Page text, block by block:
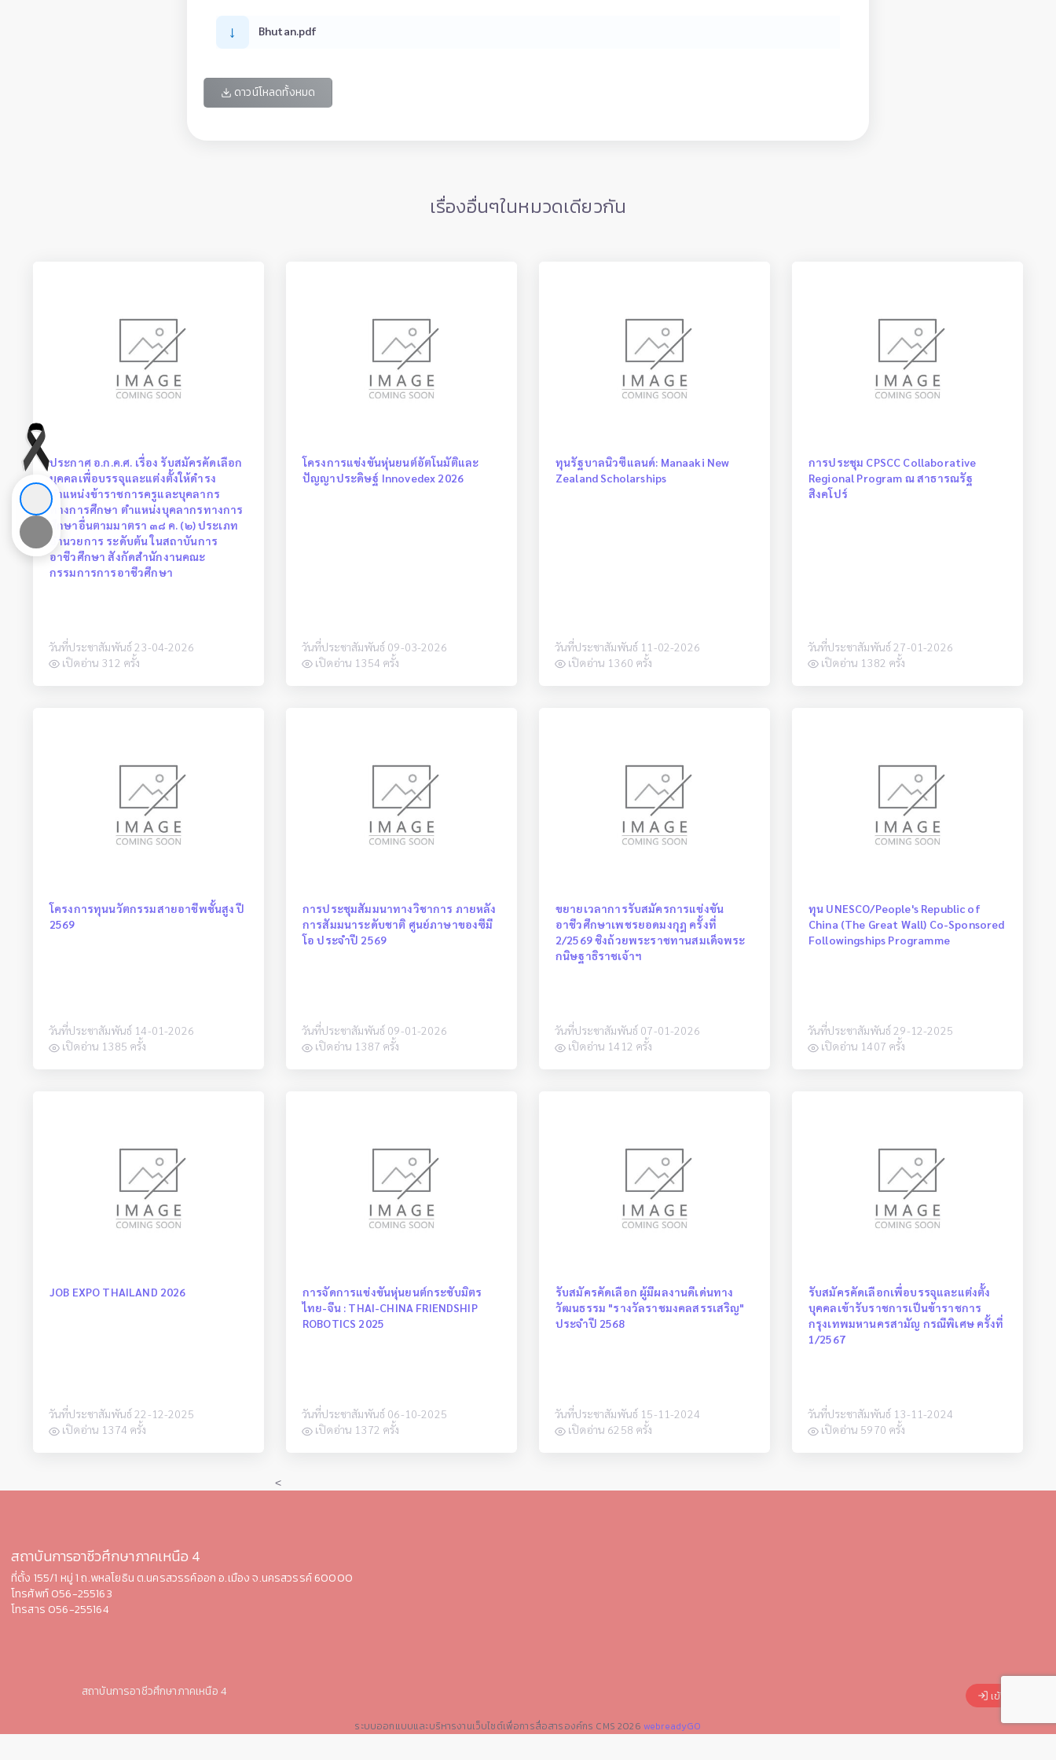
↓ Bhutan.pdf
ดาวน์โหลดทั้งหมด
เรื่องอื่นๆในหมวดเดียวกัน
ประกาศ อ.ก.ค.ศ. เรื่อง รับสมัครคัดเลือก
บุคคลเพื่อบรรจุและแต่งตั้งให้ดำรง
ตำแหน่งข้าราชการครูและบุคลากร
ทางการศึกษา ตำแหน่งบุคลากรทางการ
ศึกษาอื่นตามมาตรา ๓๘ ค. (๒) ประเภท
อำนวยการ ระดับต้น ในสถาบันการ
อาชีวศึกษา สังกัดสำนักงานคณะ
กรรมการการอาชีวศึกษา
วันที่ประชาสัมพันธ์ 23-04-2026
เปิดอ่าน 312 ครั้ง
โครงการแข่งขันหุ่นยนต์อัตโนมัติและ
ปัญญาประดิษฐ์ Innovedex 2026
วันที่ประชาสัมพันธ์ 09-03-2026
เปิดอ่าน 1354 ครั้ง
ทุนรัฐบาลนิวซีแลนด์: Manaaki New
Zealand Scholarships
วันที่ประชาสัมพันธ์ 11-02-2026
เปิดอ่าน 1360 ครั้ง
การประชุม CPSCC Collaborative
Regional Program ณ สาธารณรัฐ
สิงคโปร์
วันที่ประชาสัมพันธ์ 27-01-2026
เปิดอ่าน 1382 ครั้ง
โครงการทุนนวัตกรรมสายอาชีพชั้นสูง ปี
2569
วันที่ประชาสัมพันธ์ 14-01-2026
เปิดอ่าน 1385 ครั้ง
การประชุมสัมมนาทางวิชาการ ภายหลัง
การสัมมนาระดับชาติ ศูนย์ภาษาของซีมี
โอ ประจำปี 2569
วันที่ประชาสัมพันธ์ 09-01-2026
เปิดอ่าน 1387 ครั้ง
ขยายเวลาการรับสมัครการแข่งขัน
อาชีวศึกษาเพชรยอดมงกุฎ ครั้งที่
2/2569 ชิงถ้วยพระราชทานสมเด็จพระ
กนิษฐาธิราชเจ้าฯ
วันที่ประชาสัมพันธ์ 07-01-2026
เปิดอ่าน 1412 ครั้ง
ทุน UNESCO/People's Republic of
China (The Great Wall) Co-Sponsored
Followingships Programme
วันที่ประชาสัมพันธ์ 29-12-2025
เปิดอ่าน 1407 ครั้ง
JOB EXPO THAILAND 2026
วันที่ประชาสัมพันธ์ 22-12-2025
เปิดอ่าน 1374 ครั้ง
การจัดการแข่งขันหุ่นยนต์กระชับมิตร
ไทย-จีน : THAI-CHINA FRIENDSHIP
ROBOTICS 2025
วันที่ประชาสัมพันธ์ 06-10-2025
เปิดอ่าน 1372 ครั้ง
รับสมัครคัดเลือก ผู้มีผลงานดีเด่นทาง
วัฒนธรรม "รางวัลราชมงคลสรรเสริญ"
ประจำปี 2568
วันที่ประชาสัมพันธ์ 15-11-2024
เปิดอ่าน 6258 ครั้ง
รับสมัครคัดเลือกเพื่อบรรจุและแต่งตั้ง
บุคคลเข้ารับราชการเป็นข้าราชการ
กรุงเทพมหานครสามัญ กรณีพิเศษ ครั้งที่
1/2567
วันที่ประชาสัมพันธ์ 13-11-2024
เปิดอ่าน 5970 ครั้ง
<
สถาบันการอาชีวศึกษาภาคเหนือ 4
ที่ตั้ง 155/1 หมู่ 1 ถ.พหลโยธิน ต.นครสวรรค์ออก อ.เมือง จ.นครสวรรค์ 60000
โทรศัพท์ 056-255163
โทรสาร 056-255164
สถาบันการอาชีวศึกษาภาคเหนือ 4 เข้าสู่ระบบ
ระบบออกแบบและบริหารงานเว็บไซต์เพื่อการสื่อสารองค์กร CMS 2026 webreadyGO